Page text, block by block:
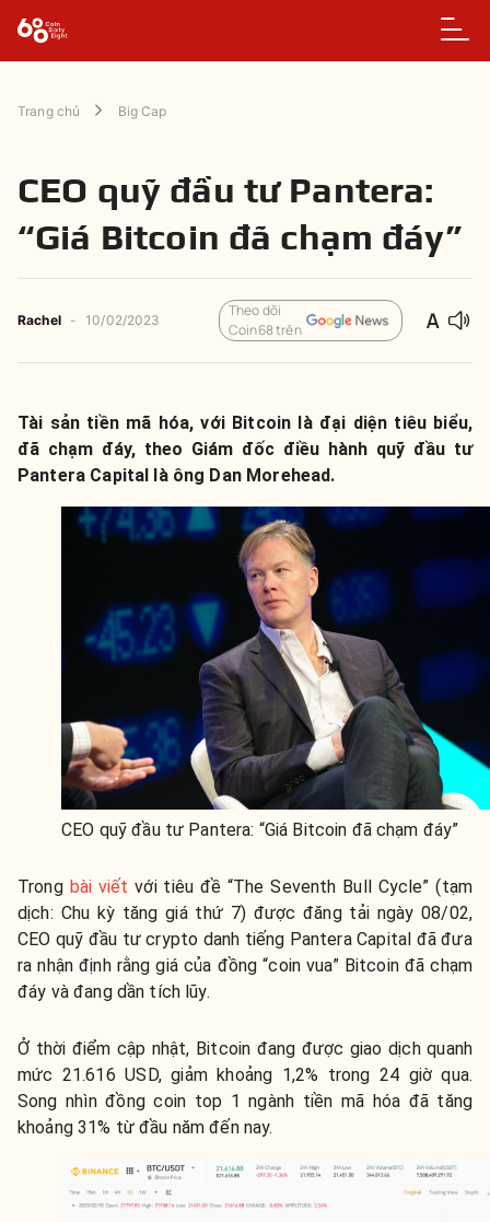
Trang chủ Big Cap
CEO quỹ đầu tư Pantera:
“Giá Bitcoin đã chạm đáy”
Rachel - 10/02/2023
Theo dõi
Coin68 trên
Tài sản tiền mã hóa, với Bitcoin là đại diện tiêu biểu,
đã chạm đáy, theo Giám đốc điều hành quỹ đầu tư
Pantera Capital là ông Dan Morehead.
CEO quỹ đầu tư Pantera: “Giá Bitcoin đã chạm đáy”
Trong bài viết với tiêu đề “The Seventh Bull Cycle” (tạm
dịch: Chu kỳ tăng giá thứ 7) được đăng tải ngày 08/02,
CEO quỹ đầu tư crypto danh tiếng Pantera Capital đã đưa
ra nhận định rằng giá của đồng “coin vua” Bitcoin đã chạm
đáy và đang dần tích lũy.
Ở thời điểm cập nhật, Bitcoin đang được giao dịch quanh
mức 21.616 USD, giảm khoảng 1,2% trong 24 giờ qua.
Song nhìn đồng coin top 1 ngành tiền mã hóa đã tăng
khoảng 31% từ đầu năm đến nay.